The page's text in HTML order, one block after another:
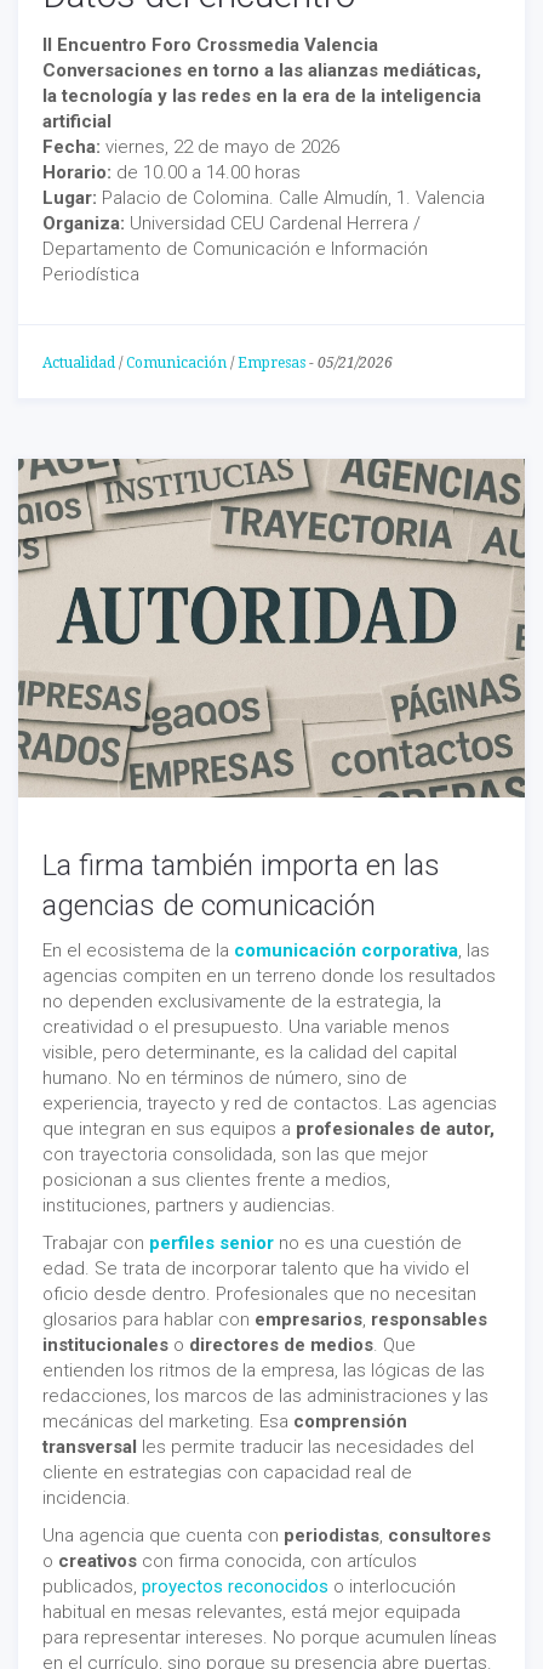
II Encuentro Foro Crossmedia Valencia
Conversaciones en torno a las alianzas mediáticas,
la tecnología y las redes en la era de la inteligencia
artificial
Fecha: viernes, 22 de mayo de 2026
Horario: de 10.00 a 14.00 horas
Lugar: Palacio de Colomina. Calle Almudín, 1. Valencia
Organiza: Universidad CEU Cardenal Herrera /
Departamento de Comunicación e Información
Periodística
Actualidad / Comunicación / Empresas - 05/21/2026
La firma también importa en las
agencias de comunicación
En el ecosistema de la comunicación corporativa, las
agencias compiten en un terreno donde los resultados
no dependen exclusivamente de la estrategia, la
creatividad o el presupuesto. Una variable menos
visible, pero determinante, es la calidad del capital
humano. No en términos de número, sino de
experiencia, trayecto y red de contactos. Las agencias
que integran en sus equipos a profesionales de autor,
con trayectoria consolidada, son las que mejor
posicionan a sus clientes frente a medios,
instituciones, partners y audiencias.
Trabajar con perfiles senior no es una cuestión de
edad. Se trata de incorporar talento que ha vivido el
oficio desde dentro. Profesionales que no necesitan
glosarios para hablar con empresarios, responsables
institucionales o directores de medios. Que
entienden los ritmos de la empresa, las lógicas de las
redacciones, los marcos de las administraciones y las
mecánicas del marketing. Esa comprensión
transversal les permite traducir las necesidades del
cliente en estrategias con capacidad real de
incidencia.
Una agencia que cuenta con periodistas, consultores
o creativos con firma conocida, con artículos
publicados, proyectos reconocidos o interlocución
habitual en mesas relevantes, está mejor equipada
para representar intereses. No porque acumulen líneas
en el currículo, sino porque su presencia abre puertas.